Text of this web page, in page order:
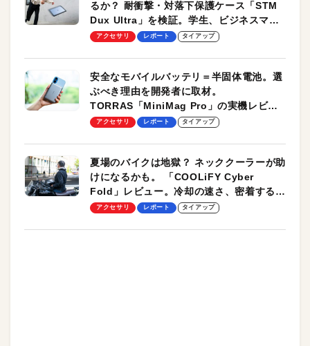
るか？ 耐衝撃・対落下保護ケース「STM
Dux Ultra」を検証。学生、ビジネスマン
のモバイルユースに最適！
アクセサリ レポート タイアップ
安全なモバイルバッテリ＝半固体電池。選
ぶべき理由を開発者に取材。
TORRAS「MiniMag Pro」の実機レビュ
ーも
アクセサリ レポート タイアップ
夏場のバイクは地獄？ ネッククーラーが助
けになるかも。 「COOLiFY Cyber
Fold」レビュー。冷却の速さ、密着する冷
却プレート、シンプルな操作性がグッド！
アクセサリ レポート タイアップ